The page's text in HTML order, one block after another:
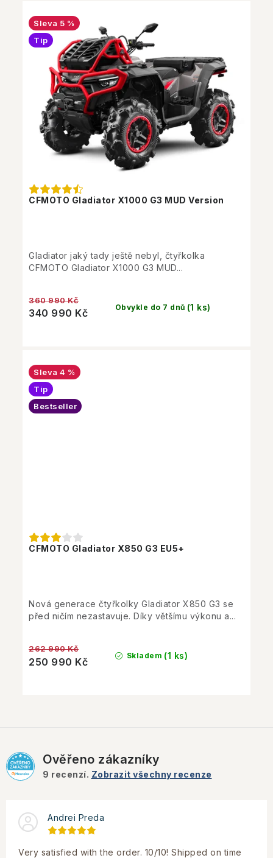
CFMOTO Gladiator X1000 G3 MUD Version
5 %
Tip
Obvykle do 7 dnů (1 ks)
340 990 Kč
360 990 Kč
Gladiator jaký tady ještě nebyl, čtyřkolka
CFMOTO Gladiator X1000 G3 MUD...
CFMOTO Gladiator X850 G3 EU5+
4 %
Tip
Bestseller
Skladem (1 ks)
250 990 Kč
262 990 Kč
Nová generace čtyřkolky Gladiator X850 G3 se
před ničím nezastavuje. Díky většímu výkonu a...
Ověřeno zákazníky
9 recenzí. Zobrazit všechny recenze
Andrei Preda
Very satisfied with the order. 10/10! Shipped on time